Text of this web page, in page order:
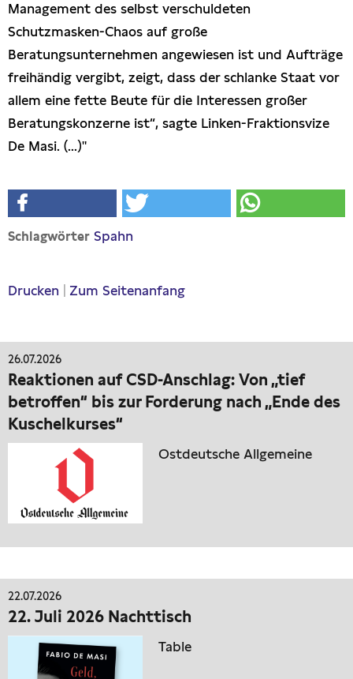
Management des selbst verschuldeten
Schutzmasken-Chaos auf große
Beratungsunternehmen angewiesen ist und Aufträge
freihändig vergibt, zeigt, dass der schlanke Staat vor
allem eine fette Beute für die Interessen großer
Beratungskonzerne ist“, sagte Linken-Fraktionsvize
De Masi. (...)"
Schlagwörter Spahn
Drucken Zum Seitenanfang
26.07.2026
Reaktionen auf CSD-Anschlag: Von „tief
betroffen“ bis zur Forderung nach „Ende des
Kuschelkurses“
Ostdeutsche Allgemeine
22.07.2026
22. Juli 2026 Nachttisch
Table